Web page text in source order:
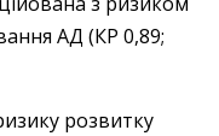
АД (КР 0,89;
розвитку